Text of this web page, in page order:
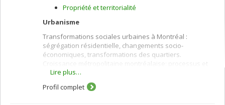
Propriété et territorialité
Urbanisme
Transformations sociales urbaines à Montréal :
ségrégation résidentielle, changements socio-
économiques, transformations des quartiers.
Croissance métropolitaine montréalaise: processus et
changements (ville centrale, banlieues), changements
dans l'utilisation du sol, impacts de l'étalement urbain.
Gouvernance. Qualité de vie.
Lire plus…
Profil complet